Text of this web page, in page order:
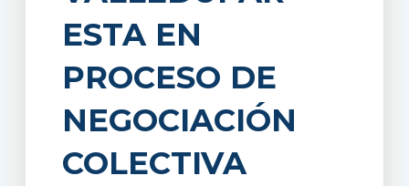
ESTA EN
PROCESO DE
NEGOCIACIÓN
COLECTIVA